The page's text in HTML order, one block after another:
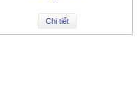
Chi tiết